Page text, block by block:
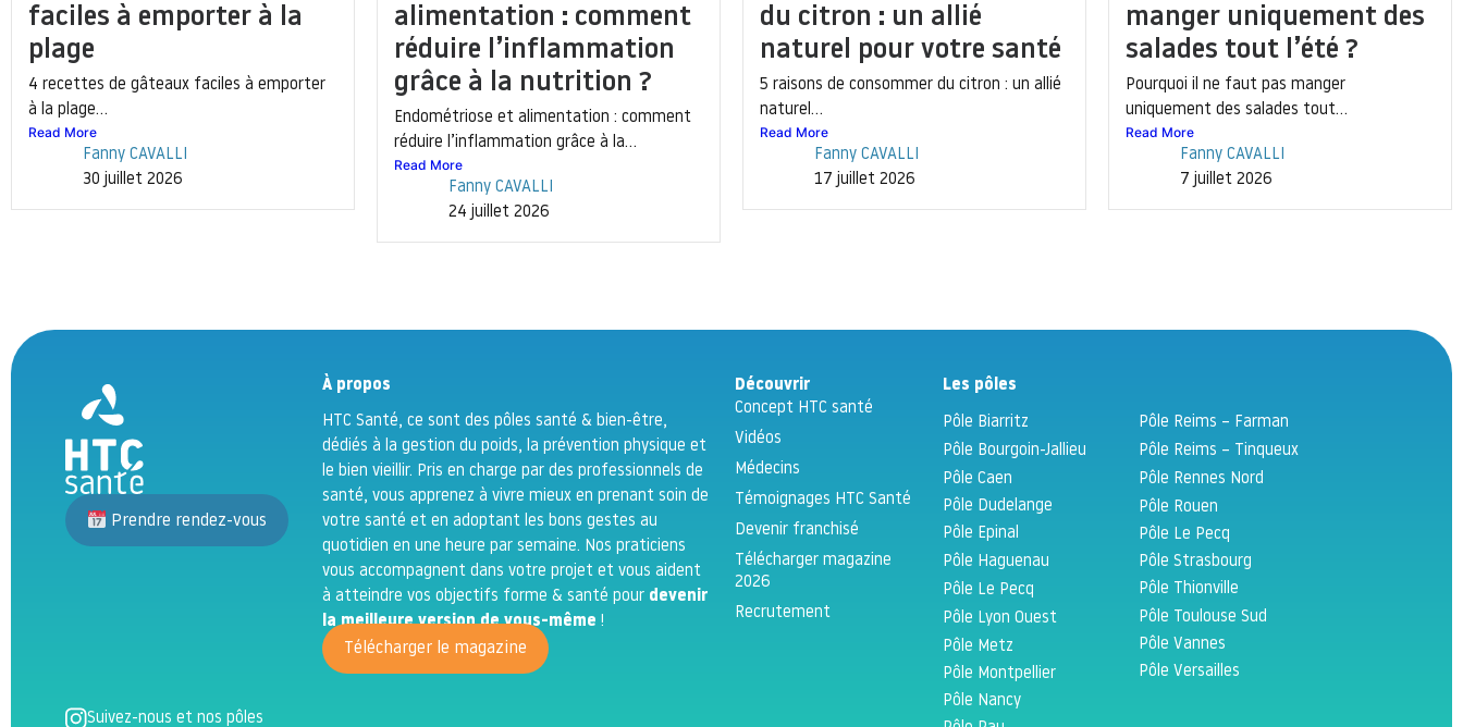
faciles à emporter à la
plage
4 recettes de gâteaux faciles à emporter
à la plage...
Read More
Fanny CAVALLI
30 juillet 2026
alimentation : comment
réduire l’inflammation
grâce à la nutrition ?
Endométriose et alimentation : comment
réduire l’inflammation grâce à la...
Read More
Fanny CAVALLI
24 juillet 2026
du citron : un allié
naturel pour votre santé
5 raisons de consommer du citron : un allié
naturel...
Read More
Fanny CAVALLI
17 juillet 2026
manger uniquement des
salades tout l’été ?
Pourquoi il ne faut pas manger
uniquement des salades tout...
Read More
Fanny CAVALLI
7 juillet 2026
Prendre rendez-vous
Suivez-nous et nos pôles
À propos
HTC Santé, ce sont des pôles santé & bien-être,
dédiés à la gestion du poids, la prévention physique et
le bien vieillir. Pris en charge par des professionnels de
santé, vous apprenez à vivre mieux en prenant soin de
votre santé et en adoptant les bons gestes au
quotidien en une heure par semaine. Nos praticiens
vous accompagnent dans votre projet et vous aident
à atteindre vos objectifs forme & santé pour devenir
la meilleure version de vous-même !
Télécharger le magazine
Découvrir
Concept HTC santé
Vidéos
Médecins
Témoignages HTC Santé
Devenir franchisé
Télécharger magazine
2026
Recrutement
Les pôles
Pôle Biarritz
Pôle Bourgoin-Jallieu
Pôle Caen
Pôle Dudelange
Pôle Epinal
Pôle Haguenau
Pôle Le Pecq
Pôle Lyon Ouest
Pôle Metz
Pôle Montpellier
Pôle Nancy
Pôle Reims – Farman
Pôle Reims – Tinqueux
Pôle Rennes Nord
Pôle Rouen
Pôle Le Pecq
Pôle Strasbourg
Pôle Thionville
Pôle Toulouse Sud
Pôle Vannes
Pôle Versailles